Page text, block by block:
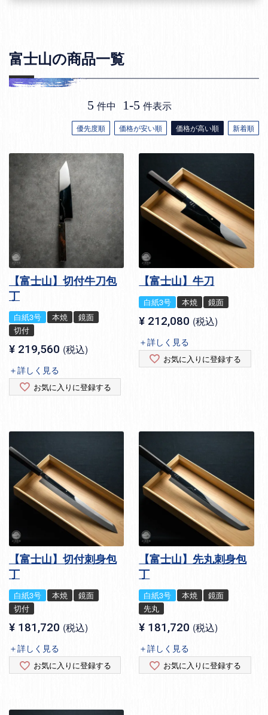
富士山の商品一覧
優先度順 価格が安い順 価格が高い順 新着順
5 件中 1-5 件表示
【富士山】切付牛刀包
丁
白紙3号 本焼
鏡面
切付
¥ 219,560 税込
＋詳しく見る
お気に入りに登録する
【富士山】牛刀
白紙3号 本焼 鏡面
¥ 212,080 税込
＋詳しく見る
お気に入りに登録する
【富士山】切付刺身包
丁
白紙3号 本焼
鏡面
切付
¥ 181,720 税込
＋詳しく見る
お気に入りに登録する
【富士山】先丸刺身包
丁
白紙3号 本焼
鏡面
先丸
¥ 181,720 税込
＋詳しく見る
お気に入りに登録する